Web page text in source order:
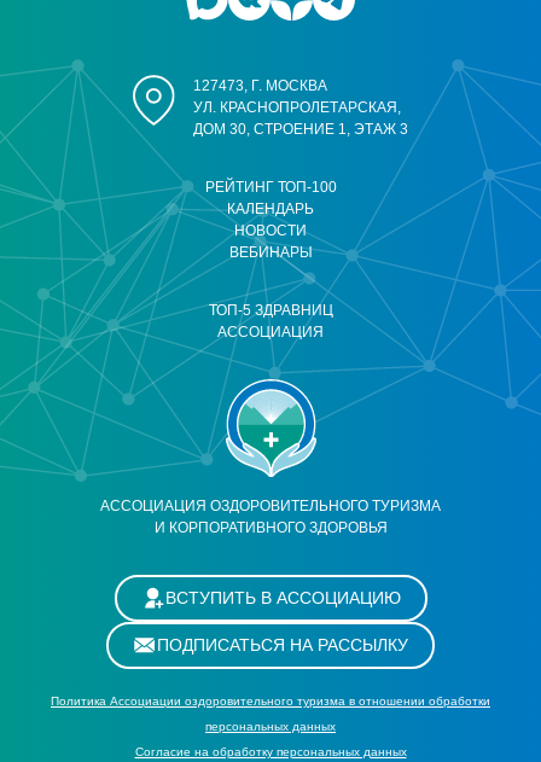
АССОЦИАЦИЯ ОЗДОРОВИТЕЛЬНОГО ТУРИЗМА
И КОРПОРАТИВНОГО ЗДОРОВЬЯ
РЕЙТИНГ ТОП-100
КАЛЕНДАРЬ
НОВОСТИ
ВЕБИНАРЫ
ТОП-5 ЗДРАВНИЦ
АССОЦИАЦИЯ
127473, Г. МОСКВА
УЛ. КРАСНОПРОЛЕТАРСКАЯ,
ДОМ 30, СТРОЕНИЕ 1, ЭТАЖ 3
ВСТУПИТЬ В АССОЦИАЦИЮ
ПОДПИСАТЬСЯ НА РАССЫЛКУ
Политика Ассоциации оздоровительного туризма в отношении обработки
персональных данных
Cогласие на обработку персональных данных